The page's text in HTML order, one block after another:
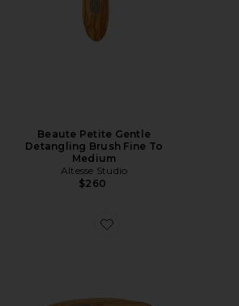
Beaute Petite Gentle
Detangling Brush Fine To
Medium
Altesse Studio
$260
Favorite ESCOVA